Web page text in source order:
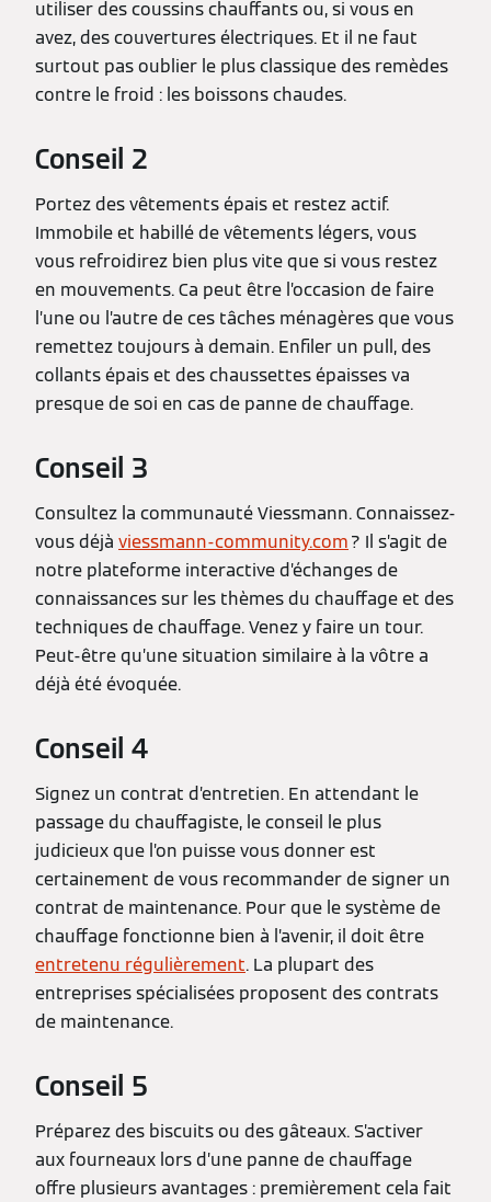
utiliser des coussins chauffants ou, si vous en
avez, des couvertures électriques. Et il ne faut
surtout pas oublier le plus classique des remèdes
contre le froid : les boissons chaudes.
Conseil 2
Portez des vêtements épais et restez actif.
Immobile et habillé de vêtements légers, vous
vous refroidirez bien plus vite que si vous restez
en mouvements. Ca peut être l’occasion de faire
l’une ou l’autre de ces tâches ménagères que vous
remettez toujours à demain. Enfiler un pull, des
collants épais et des chaussettes épaisses va
presque de soi en cas de panne de chauffage.
Conseil 3
Consultez la communauté Viessmann. Connaissez-
vous déjà viessmann-community.com? Il s’agit de
notre plateforme interactive d’échanges de
connaissances sur les thèmes du chauffage et des
techniques de chauffage. Venez y faire un tour.
Peut-être qu’une situation similaire à la vôtre a
déjà été évoquée.
Conseil 4
Signez un contrat d’entretien. En attendant le
passage du chauffagiste, le conseil le plus
judicieux que l’on puisse vous donner est
certainement de vous recommander de signer un
contrat de maintenance. Pour que le système de
chauffage fonctionne bien à l’avenir, il doit être
entretenu régulièrement. La plupart des
entreprises spécialisées proposent des contrats
de maintenance.
Conseil 5
Préparez des biscuits ou des gâteaux. S’activer
aux fourneaux lors d’une panne de chauffage
offre plusieurs avantages : premièrement cela fait